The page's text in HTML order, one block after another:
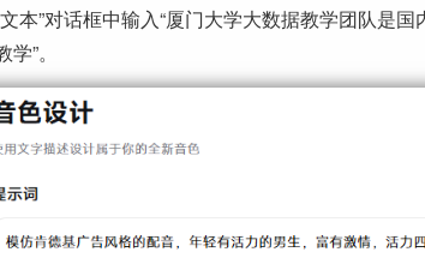
本”对话框中输入“厦门大学大数据教学团队是
”。